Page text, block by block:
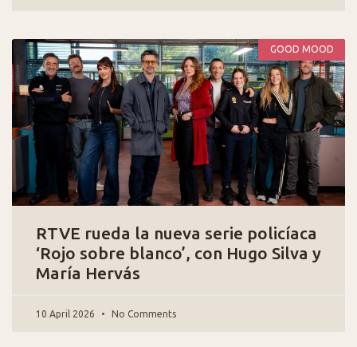
GOOD MOOD
RTVE rueda la nueva serie policíaca
‘Rojo sobre blanco’, con Hugo Silva y
María Hervás
10 April 2026 No Comments